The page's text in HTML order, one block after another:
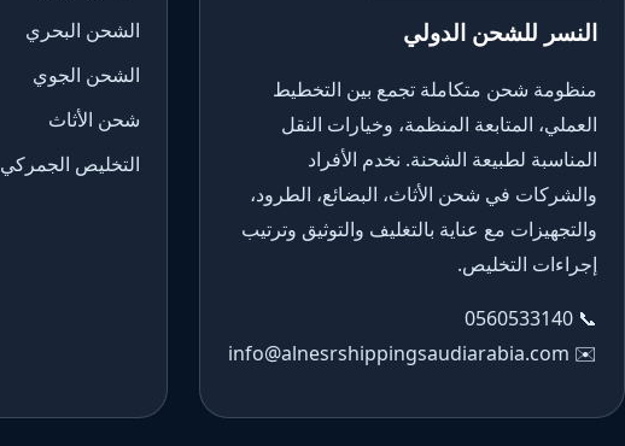
النسر للشحن الدولي
منظومة شحن متكاملة تجمع بين التخطيط
العملي، المتابعة المنظمة، وخيارات النقل
المناسبة لطبيعة الشحنة. نخدم الأفراد
والشركات في شحن الأثاث، البضائع، الطرود،
والتجهيزات مع عناية بالتغليف والتوثيق وترتيب
إجراءات التخليص.
📞
0560533140
✉️
info@alnesrshippingsaudiarabia.com
الشحن البحري
الشحن الجوي
شحن الأثاث
التخليص الجمركي